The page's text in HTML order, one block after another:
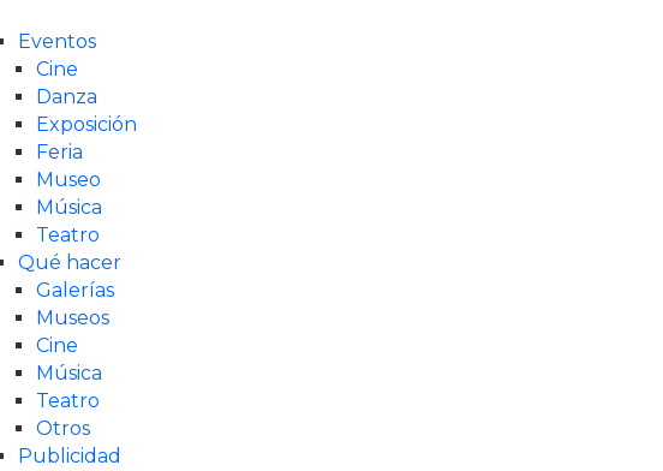
Eventos
Cine
Danza
Exposición
Feria
Museo
Música
Teatro
Qué hacer
Galerías
Museos
Cine
Música
Teatro
Otros
Publicidad